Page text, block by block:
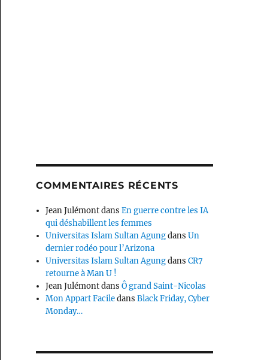
COMMENTAIRES RÉCENTS
Jean JulémontdansEn guerre contre les IA
qui déshabillent les femmes
Universitas Islam Sultan AgungdansUn
dernier rodéo pour l’Arizona
Universitas Islam Sultan AgungdansCR7
retourne à Man U !
Jean JulémontdansÔ grand Saint-Nicolas
Mon Appart FaciledansBlack Friday, Cyber
Monday…